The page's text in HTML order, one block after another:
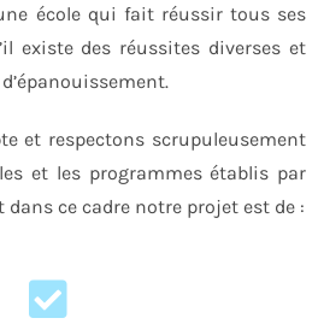
école qui fait réussir tous ses
existe des réussites diverses et
et respectons scrupuleusement
et les programmes établis par
dans ce cadre notre projet est de :